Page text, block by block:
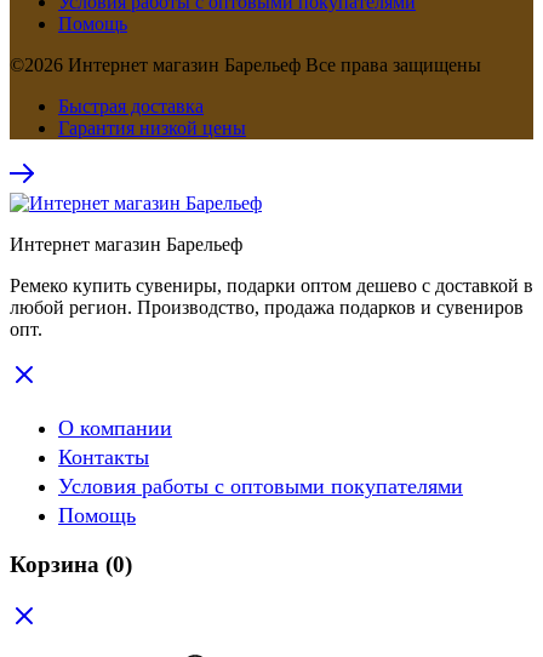
Помощь
©2026 Интернет магазин Барельеф Все права защищены
Быстрая доставка
Гарантия низкой цены
Интернет магазин Барельеф
Ремеко купить сувениры, подарки оптом дешево с доставкой в
любой регион. Производство, продажа подарков и сувениров
опт.
О компании
Контакты
Условия работы с оптовыми покупателями
Помощь
Корзина (0)